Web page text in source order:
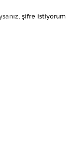
şifre istiyorum